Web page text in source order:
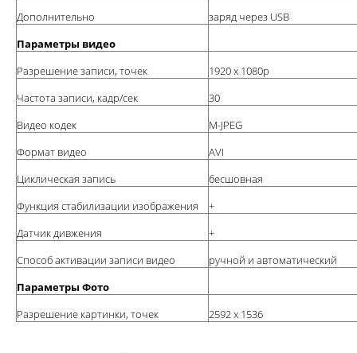
Дополнительно
заряд через USB
Параметры видео
Разрешение записи, точек
1920 х 1080р
Частота записи, кадр/сек
30
Видео кодек
M-JPEG
Формат видео
AVI
Циклическая запись
бесшовная
Функция стабилизации изображения
+
Датчик дивжения
+
Способ активации записи видео
ручной и автоматический
Параметры Фото
Разрешение картинки, точек
2592 x 1536